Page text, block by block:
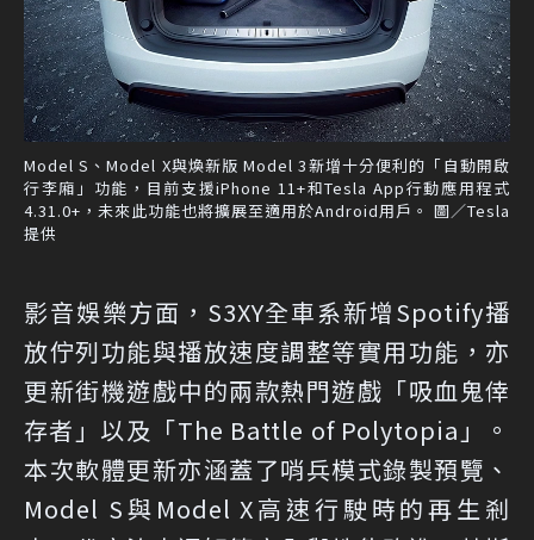
Model S、Model X與煥新版 Model 3新增十分便利的「自動開啟
行李廂」功能，目前支援iPhone 11+和Tesla App行動應用程式
4.31.0+，未來此功能也將擴展至適用於Android用戶。 圖／Tesla
提供
影音娛樂方面，S3XY全車系新增Spotify播
放佇列功能與播放速度調整等實用功能，亦
更新街機遊戲中的兩款熱門遊戲「吸血鬼倖
存者」以及「The Battle of Polytopia」。
本次軟體更新亦涵蓋了哨兵模式錄製預覽、
Model S與Model X高速行駛時的再生剎